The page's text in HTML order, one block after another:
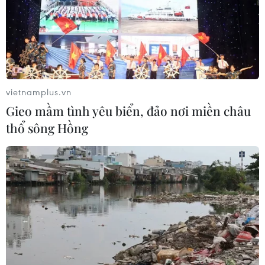
TIN LIÊN QUAN
Nga: Hơn 700 phần tử nổi dậy Syria đã hạ
vietnamplus.vn
Gieo mầm tình yêu biển, đảo nơi miền châu
thổ sông Hồng